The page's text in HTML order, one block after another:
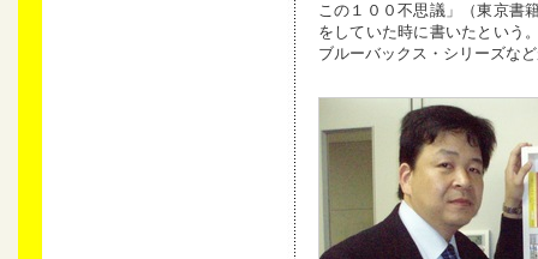
この１００不思議」（東京書
をしていた時に書いたという
ブルーバックス・シリーズな